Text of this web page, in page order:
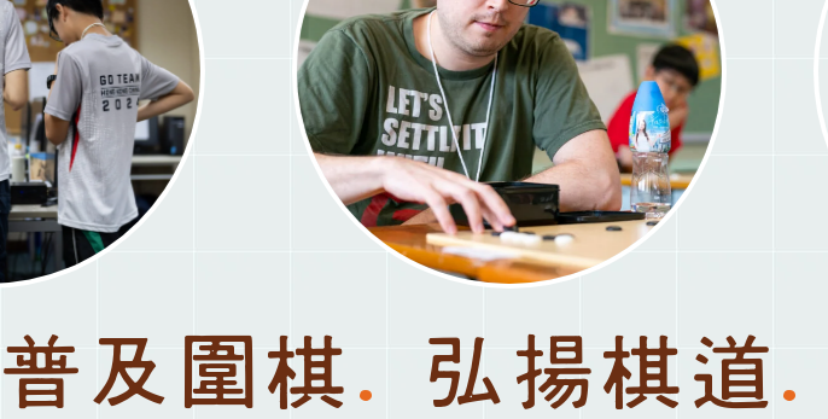
普及圍棋. 弘揚棋道.